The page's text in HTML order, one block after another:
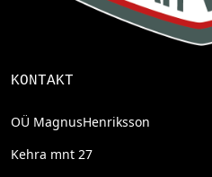
KONTAKT
OÜ MagnusHenriksson
Kehra mnt 27